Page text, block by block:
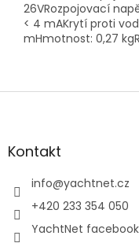
26VRozpojovací
< 4 mAKrytí proti
mHmotnost: 0,27
Z
aKontakt
info@yachtnet.cz
+420 233 354 050
YachtNet facebook